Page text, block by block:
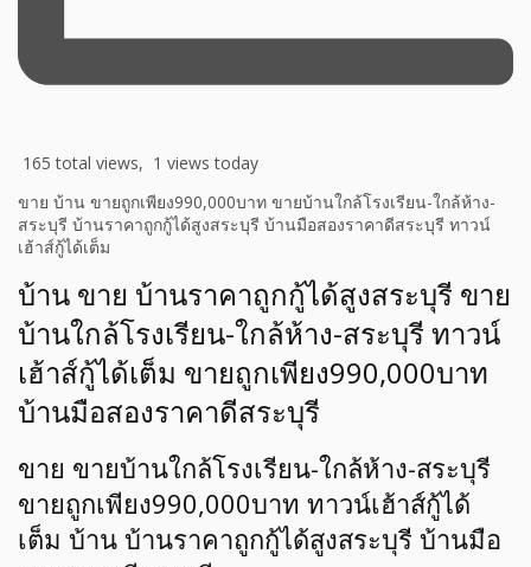
165 total views, 1 views today
ขาย บ้าน ขายถูกเพียง990,000บาท ขายบ้านใกล้โรงเรียน-ใกล้ห้าง-
สระบุรี บ้านราคาถูกกู้ได้สูงสระบุรี บ้านมือสองราคาดีสระบุรี ทาวน์
เฮ้าส์กู้ได้เต็ม
บ้าน ขาย บ้านราคาถูกกู้ได้สูงสระบุรี ขาย
บ้านใกล้โรงเรียน-ใกล้ห้าง-สระบุรี ทาวน์
เฮ้าส์กู้ได้เต็ม ขายถูกเพียง990,000บาท
บ้านมือสองราคาดีสระบุรี
ขาย ขายบ้านใกล้โรงเรียน-ใกล้ห้าง-สระบุรี
ขายถูกเพียง990,000บาท ทาวน์เฮ้าส์กู้ได้
เต็ม บ้าน บ้านราคาถูกกู้ได้สูงสระบุรี บ้านมือ